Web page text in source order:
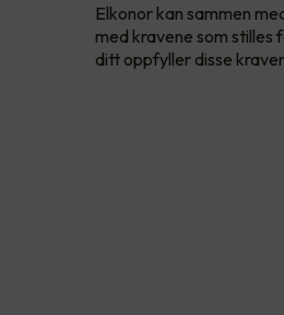
Elkonor kan sammen
med kravene som stilles
ditt oppfyller disse